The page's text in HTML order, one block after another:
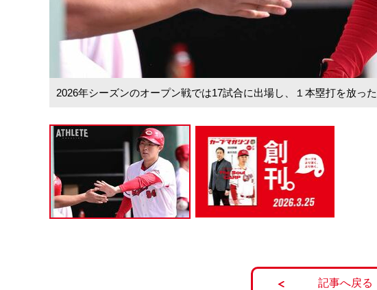
2026年シーズンのオープン戦では17試合に出場し、１本塁打を放った
記事へ戻る